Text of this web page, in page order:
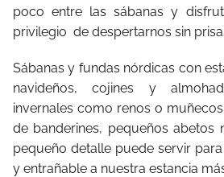
poco entre las sábanas y
privilegio de despertarnos sin
Sábanas y fundas nórdicas con
navideños, cojines y
invernales como renos o
de banderines, pequeños abetos
pequeño detalle puede servir
y entrañable a nuestra estancia